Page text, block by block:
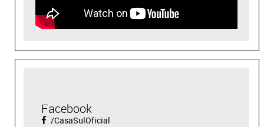
Facebook
/CasaSulOficial